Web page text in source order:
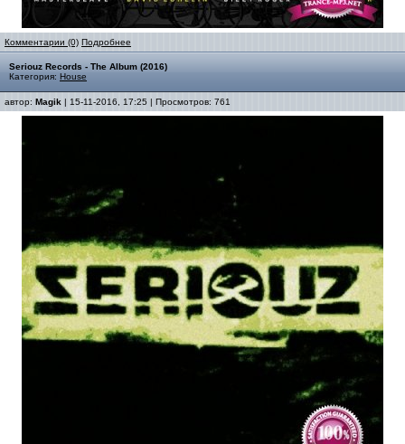
Комментарии (0) Подробнее
Seriouz Records - The Album (2016)
Категория: House
автор: Magik | 15-11-2016, 17:25 | Просмотров: 761